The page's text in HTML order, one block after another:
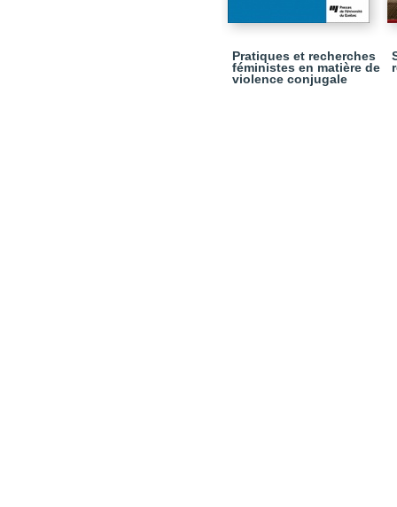
Pratiques et recherches
féministes en matière de
violence conjugale